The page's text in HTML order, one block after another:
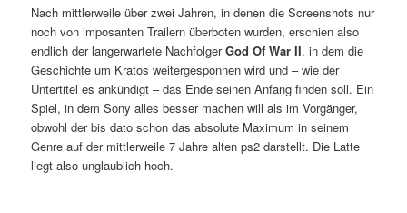
Nach mittlerweile über zwei Jahren, in denen die Screenshots nur
noch von imposanten Trailern überboten wurden, erschien also
endlich der langerwartete NachfolgerGod Of War II, in dem die
Geschichte um Kratos weitergesponnen wird und – wie der
Untertitel es ankündigt – das Ende seinen Anfang finden soll. Ein
Spiel, in dem Sony alles besser machen will als im Vorgänger,
obwohl der bis dato schon das absolute Maximum in seinem
Genre auf der mittlerweile 7 Jahre alten ps2 darstellt. Die Latte
liegt also unglaublich hoch.